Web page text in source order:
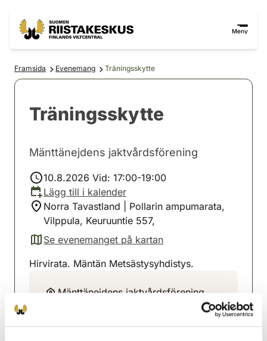
Meny
Framsida Evenemang Träningsskytte
Träningsskytte
Mänttänejdens jaktvårdsförening
10.8.2026 Vid: 17:00-19:00
Lägg till i kalender
Norra Tavastland | Pollarin ampumarata,
Vilppula, Keuruuntie 557,
Se evenemanget på kartan
(avautuu uuteen välilehteen)
Hirvirata. Mäntän Metsästysyhdistys.
Mänttänejdens jaktvårdsförening